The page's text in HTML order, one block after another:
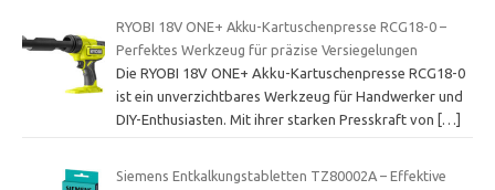
RYOBI 18V ONE+ Akku-Kartuschenpresse RCG18-0 –
Perfektes Werkzeug für präzise Versiegelungen
Die RYOBI 18V ONE+ Akku-Kartuschenpresse RCG18-0
ist ein unverzichtbares Werkzeug für Handwerker und
DIY-Enthusiasten. Mit ihrer starken Presskraft von […]
Siemens Entkalkungstabletten TZ80002A – Effektive